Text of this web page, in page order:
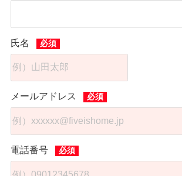
氏名
メールアドレス
電話番号